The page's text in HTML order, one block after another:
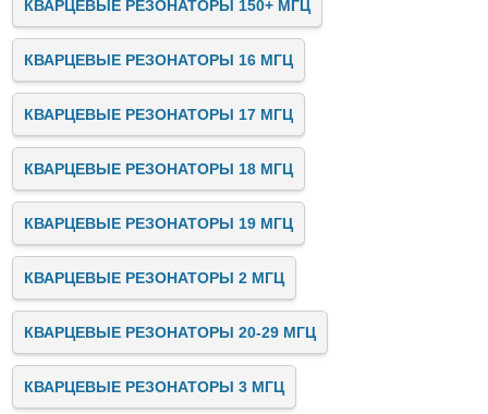
КВАРЦЕВЫЕ РЕЗОНАТОРЫ 150+ МГЦ
КВАРЦЕВЫЕ РЕЗОНАТОРЫ 16 МГЦ
КВАРЦЕВЫЕ РЕЗОНАТОРЫ 17 МГЦ
КВАРЦЕВЫЕ РЕЗОНАТОРЫ 18 МГЦ
КВАРЦЕВЫЕ РЕЗОНАТОРЫ 19 МГЦ
КВАРЦЕВЫЕ РЕЗОНАТОРЫ 2 МГЦ
КВАРЦЕВЫЕ РЕЗОНАТОРЫ 20-29 МГЦ
КВАРЦЕВЫЕ РЕЗОНАТОРЫ 3 МГЦ